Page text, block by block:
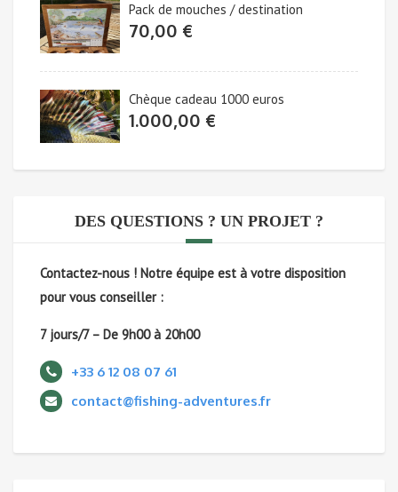
Pack de mouches / destination
70,00 €
Chèque cadeau 1000 euros
1.000,00 €
DES QUESTIONS ? UN PROJET ?
Contactez-nous ! Notre équipe est à votre disposition
pour vous conseiller :
7 jours/7 – De 9h00 à 20h00
+33 6 12 08 07 61
contact@fishing-adventures.fr